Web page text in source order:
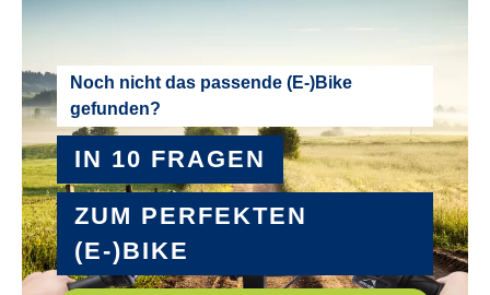
MOTOR-TYP :
Bosch Performance Line CX smart System
MOTOR-UNTERSTÜTZUNG :
bis 25 km/h
NABE SCHALTUNGSART :
Noch nicht das passende (E-)Bike
gefunden?
IN 10 FRAGEN
ZUM PERFEKTEN
(E-)BIKE